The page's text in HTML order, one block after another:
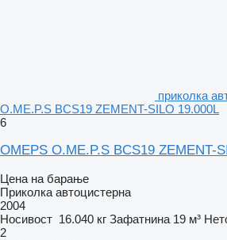
приколка
O.ME.P.S BCS19 ZEMENT-SILO 19.000L
6
OMEPS O.ME.P.S BCS19 ZEMENT-
Цена на барање
Приколка автоцистерна
2004
Носивост 16.040 кг Зафатнина 19 м³
2